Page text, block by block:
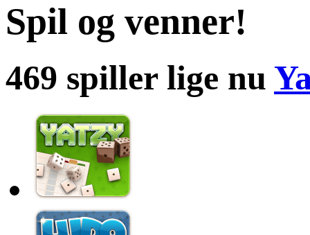
Spil og venner!
469 spiller lige nu